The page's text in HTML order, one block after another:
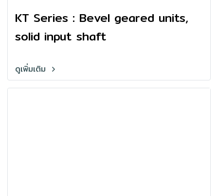
KT Series : Bevel geared units,
solid input shaft
ดูเพิ่มเติม